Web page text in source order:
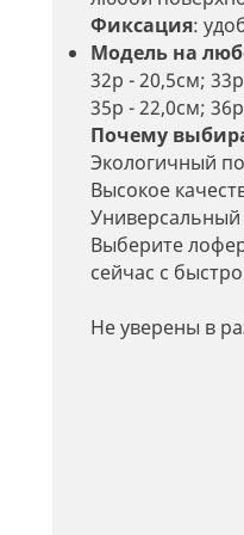
Фиксация:
Модель на
32р - 20,5см;
35р - 22,0см;
Почему
Экологичный
Высокое
Универсальный
Выберите
сейчас с
Не уверены в